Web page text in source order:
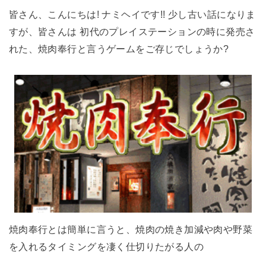
皆さん、こんにちは! ナミヘイです!! 少し古い話になりま
すが、皆さんは 初代のプレイステーションの時に発売さ
れた、焼肉奉行と言うゲームをご存じでしょうか?
焼肉奉行とは簡単に言うと、焼肉の焼き加減や肉や野菜
を入れるタイミングを凄く仕切りたがる人の